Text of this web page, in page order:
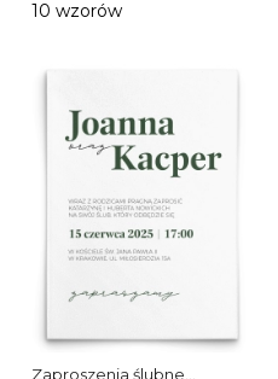
10 wzorów
Zaproszenia ślubne